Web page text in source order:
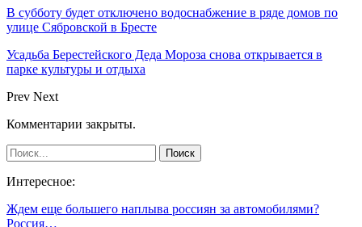
В субботу будет отключено водоснабжение в ряде домов по
улице Сябровской в Бресте
Усадьба Берестейского Деда Мороза снова открывается в
парке культуры и отдыха
Prev Next
Комментарии закрыты.
Интересное:
Ждем еще большего наплыва россиян за автомобилями?
Россия…